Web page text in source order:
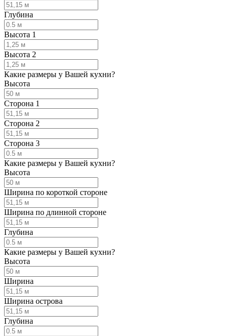
Глубина
Высота 1
Высота 2
Какие размеры у Вашей кухни?
Высота
Сторона 1
Сторона 2
Сторона 3
Какие размеры у Вашей кухни?
Высота
Ширина по короткой стороне
Ширина по длинной стороне
Глубина
Какие размеры у Вашей кухни?
Высота
Ширина
Ширина острова
Глубина